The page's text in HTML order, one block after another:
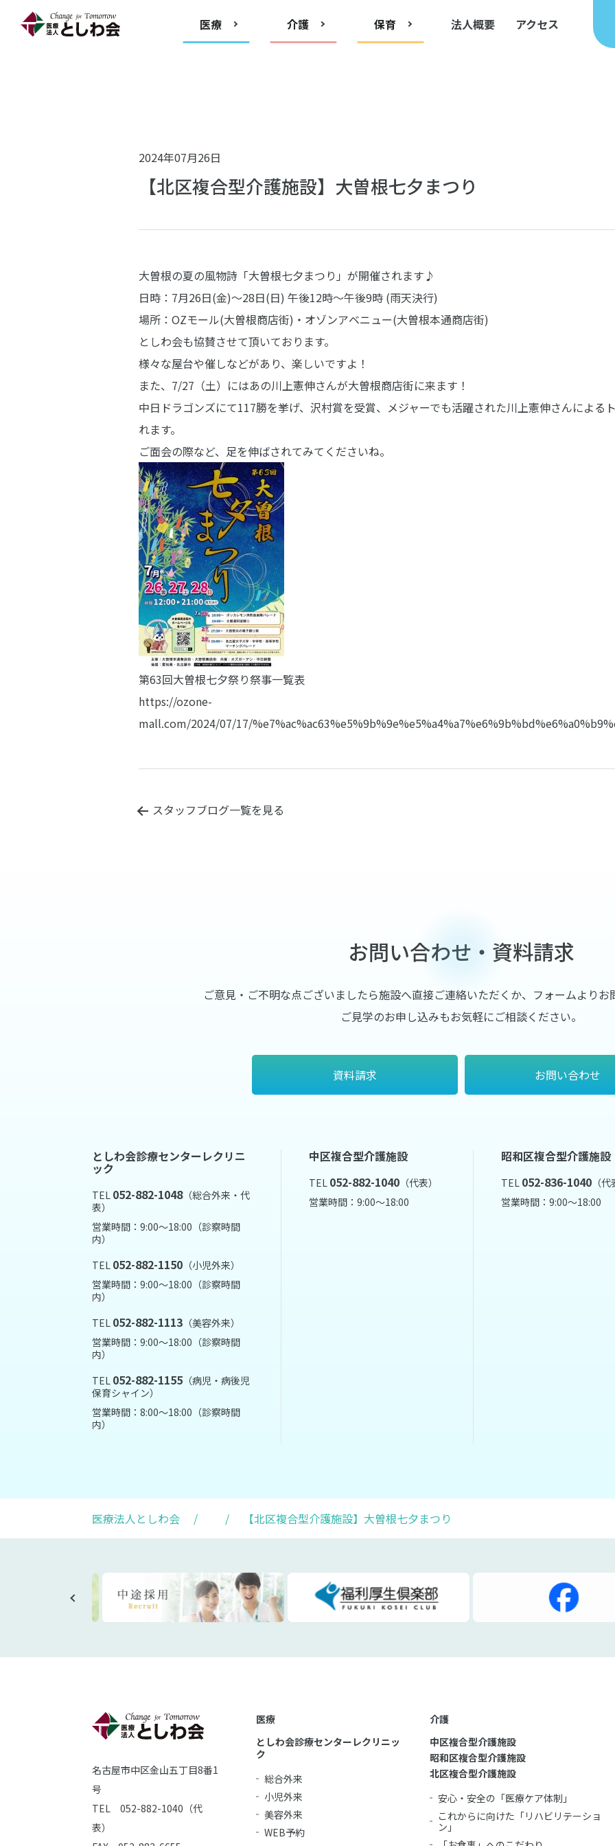
医療 介護 保育 法人概要 アクセス
2024年07月26日
【北区複合型介護施設】大曽根七夕まつり
大曽根の夏の風物詩「大曽根七夕まつり」が開催されます♪
日時：7月26日(金)～28日(日) 午後12時～午後9時 (雨天決行)
場所：OZモール(大曽根商店街)・オゾンアベニュー(大曽根本通商店街)
としわ会も協賛させて頂いております。
様々な屋台や催しなどがあり、楽しいですよ！
また、7/27（土）にはあの川上憲伸さんが大曽根商店街に来ます！
中日ドラゴンズにて117勝を挙げ、沢村賞を受賞、メジャーでも活躍された川上憲伸さんによる
れます。
ご面会の際など、足を伸ばされてみてくださいね。
第63回大曽根七夕祭り祭事一覧表
https://ozone-
mall.com/2024/07/17/
スタッフブログ一覧を見る
お問い合わせ・資料請求
ご意見・ご不明な点ございましたら施設へ直接ご連絡いただくか、フォームよりお
ご見学のお申し込みもお気軽にご相談ください。
資料請求 お問い合わせ
としわ会診療センターレクリニ
ック
TEL 052-882-1048（総合外来・代
表）
営業時間：9:00～18:00（診察時間
内）
TEL 052-882-1150 （小児外来）
営業時間：9:00～18:00（診察時間
内）
TEL 052-882-1113 （美容外来）
営業時間：9:00～18:00（診察時間
内）
TEL 052-882-1155 （病児・病後児
保育シャイン）
営業時間：8:00～18:00（診察時間
内）
中区複合型介護施設
TEL 052-882-1040 （代表）
営業時間：9:00～18:00
昭和区複合型介護施設
TEL 052-836-1040 （代
営業時間：9:00～18:00
医療法人としわ会 / / 【北区複合型介護施設】大曽根七夕まつり
名古屋市中区金山五丁目8番1
号
TEL 052-882-1040（代
表）
医療
としわ会診療センターレクリニッ
ク
総合外来
小児外来
美容外来
WEB予約
介護
中区複合型介護施設
昭和区複合型介護施設
北区複合型介護施設
安心・安全の「医療ケア体制」
これからに向けた「リハビリテーショ
ン」